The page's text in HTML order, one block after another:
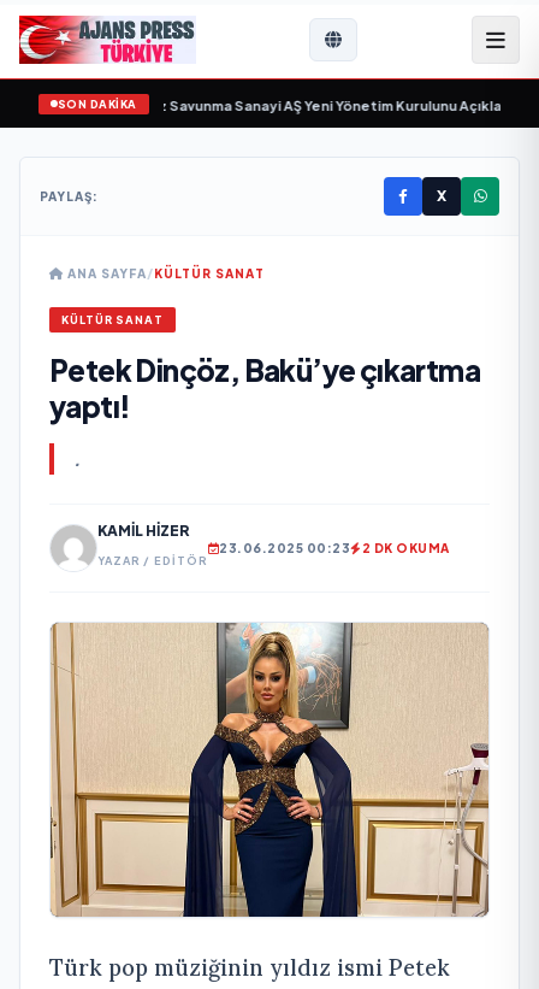
SON DAKİKA
sayıyor• Açıkgöz Savunma Sanayi AŞ Yeni Yönetim Kurulunu Açıkladı
PAYLAŞ: X
ANA SAYFA/KÜLTÜR SANAT
KÜLTÜR SANAT
Petek Dinçöz, Bakü’ye çıkartma
yaptı!
.
KAMIL HIZER
YAZAR / EDITÖR
23.06.2025 00:23 2 DK OKUMA
Türk pop müziğinin yıldız ismi Petek